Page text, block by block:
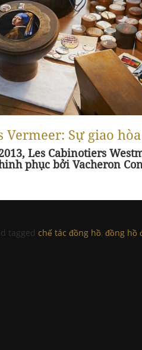
Sự giao
Les Cabinotiers
phục bởi Vacheron
tagged chế tác đồng hồ, đồng hồ